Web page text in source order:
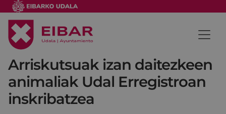
Arriskutsuak izan daitezkeen
animaliak Udal Erregistroan
inskribatzea